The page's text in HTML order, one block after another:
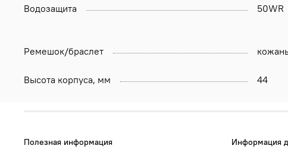
Водозащита 50WR
Ремешок/браслет
Высота корпуса, мм 44
Полезная информация Информация